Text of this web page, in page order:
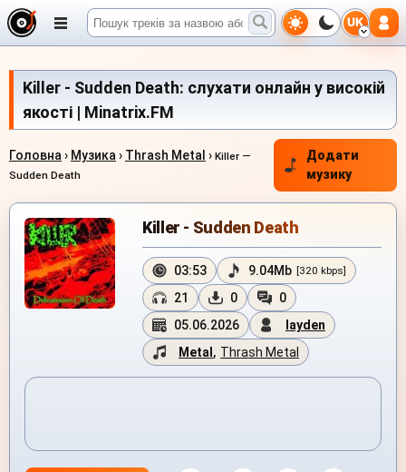
UK
Killer - Sudden Death: слухати онлайн у високій
якості | Minatrix.FM
Головна › Музика › Thrash Metal › Killer —
Sudden Death
Додати
музику
Killer - Sudden Death
03:53 9.04Mb [320 kbps]
21 0
0
05.06.2026
layden
Metal , Thrash Metal